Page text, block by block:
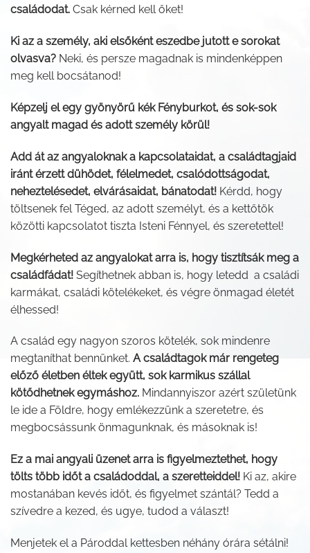
családodat. Csak kérned kell őket!
Ki az a személy, aki elsőként eszedbe jutott e sorokat
olvasva? Neki, és persze magadnak is mindenképpen
meg kell bocsátanod!
Képzelj el egy gyönyörű kék Fényburkot, és sok-sok
angyalt magad és adott személy körül!
Add át az angyaloknak a kapcsolataidat, a családtagjaid
iránt érzett dühödet, félelmedet, csalódottságodat,
neheztelésedet, elvárásaidat, bánatodat! Kérdd, hogy
töltsenek fel Téged, az adott személyt, és a kettőtök
közötti kapcsolatot tiszta Isteni Fénnyel, és szeretettel!
Megkérheted az angyalokat arra is, hogy tisztítsák meg a
családfádat! Segíthetnek abban is, hogy letedd a családi
karmákat, családi kötelékeket, és végre önmagad életét
élhessed!
A család egy nagyon szoros kötelék, sok mindenre
megtaníthat bennünket. A családtagok már rengeteg
előző életben éltek együtt, sok karmikus szállal
kötődhetnek egymáshoz. Mindannyiszor azért születünk
le ide a Földre, hogy emlékezzünk a szeretetre, és
megbocsássunk önmagunknak, és másoknak is!
Ez a mai angyali üzenet arra is figyelmeztethet, hogy
tölts több időt a családoddal, a szeretteiddel! Ki az, akire
mostanában kevés időt, és figyelmet szántál? Tedd a
szívedre a kezed, és ugye, tudod a választ!
Menjetek el a Pároddal kettesben néhány órára sétálni!